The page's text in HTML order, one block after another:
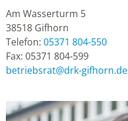
Am Wasserturm 5
38518 Gifhorn
Telefon: 05371 804-550
Fax: 05371 804-599
betriebsrat@drk-gifhorn.de